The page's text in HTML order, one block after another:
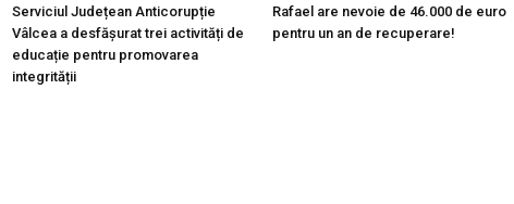
Serviciul Județean Anticorupție
Vâlcea a desfășurat trei activități de
educație pentru promovarea
integrității
Rafael are nevoie de 46.000 de euro
pentru un an de recuperare!